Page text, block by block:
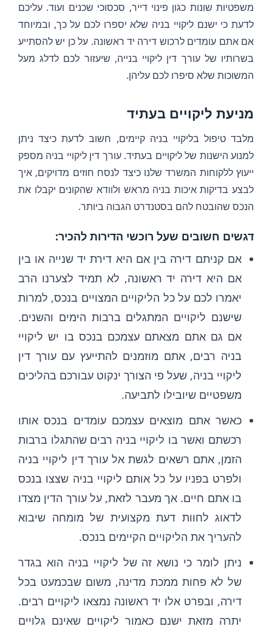
משפטיות שונות כגון פינוי דייר, סכסוכי שכנים ועוד. עליכם
לדעת כי ישנם ליקויי בניה שלא יספרו לכם על כך, ובמיוחד
אם אתם עומדים לרכוש דירה יד ראשונה. על כן יש להסתייע
בשרותיו של עורך דין ליקויי בנייה, שיעזור לכם לדלג מעל
המשוכות שלא סיפרו לכם עליהן.
מניעת ליקויים בעתיד
מלבד טיפול בליקויי בניה קיימים, חשוב לדעת כיצד ניתן
למנוע הישנות של ליקויים בעתיד. עורך דין ליקויי בניה מספק
ייעוץ ללקוחות המשרד שלנו כיצד לנסח חוזים מדויקים, איך
לבצע בדיקות איכות בניה מראש ולוודא שהקונים יקבלו את
הנכס שהובטח להם בסטנדרט הגבוה ביותר.
דגשים חשובים שעל רוכשי הדירות להכיר:
אם קניתם דירה בין אם היא דירת יד שנייה או בין
אם היא דירה יד ראשונה, לא תמיד לצערנו הרב
יאמרו לכם על כל הליקויים המצויים בנכס, למרות
שישנם ליקויים המתגלים ברבות הימים והשנים.
אם גם אתם מצאתם עצמכם בנכס בו יש ליקויי
בניה רבים, אתם מוזמנים להתייעץ עם עורך דין
ליקויי בניה, שעל פי הצורך ינקוט עבורכם בהליכים
משפטיים שיובילו לתביעה.
כאשר אתם מוצאים עצמכם עומדים בנכס אותו
רכשתם ואשר בו ליקויי בניה רבים שהתגלו ברבות
הזמן, אתם רשאים לגשת אל עורך דין ליקויי בניה
ולפרט בפניו על כל אותם ליקויי בניה שצצו בנכס
בו אתם חיים. אך מעבר לזאת, על עורך הדין מצדו
לדאוג לחוות דעת מקצועית של מומחה שיבוא
להעריך את הליקויים הקיימים בנכס.
ניתן לומר כי נושא זה של ליקויי בניה הוא בגדר
של לא פחות ממכת מדינה, משום שבכמעט בכל
דירה, ובפרט אלו יד ראשונה נמצאו ליקויים רבים.
יתרה מזאת ישנם כאמור ליקויים שאינם גלויים